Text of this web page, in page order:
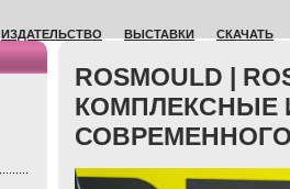
ИЗДАТЕЛЬСТВО ВЫСТАВКИ СКАЧАТЬ
ROSMOULD |
КОМПЛЕКСНЫЕ